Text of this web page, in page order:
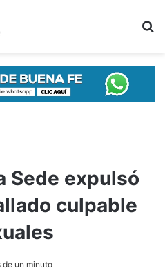
Sede expulsó
culpable
de un minuto